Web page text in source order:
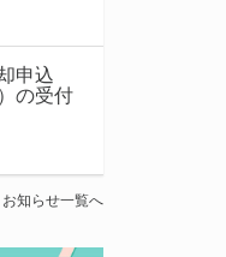
申込
の受付
お知らせ一覧へ